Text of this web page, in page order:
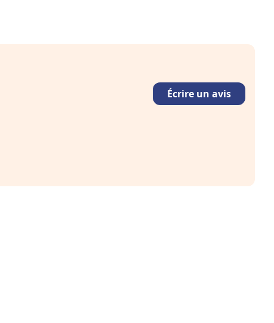
Écrire un avis